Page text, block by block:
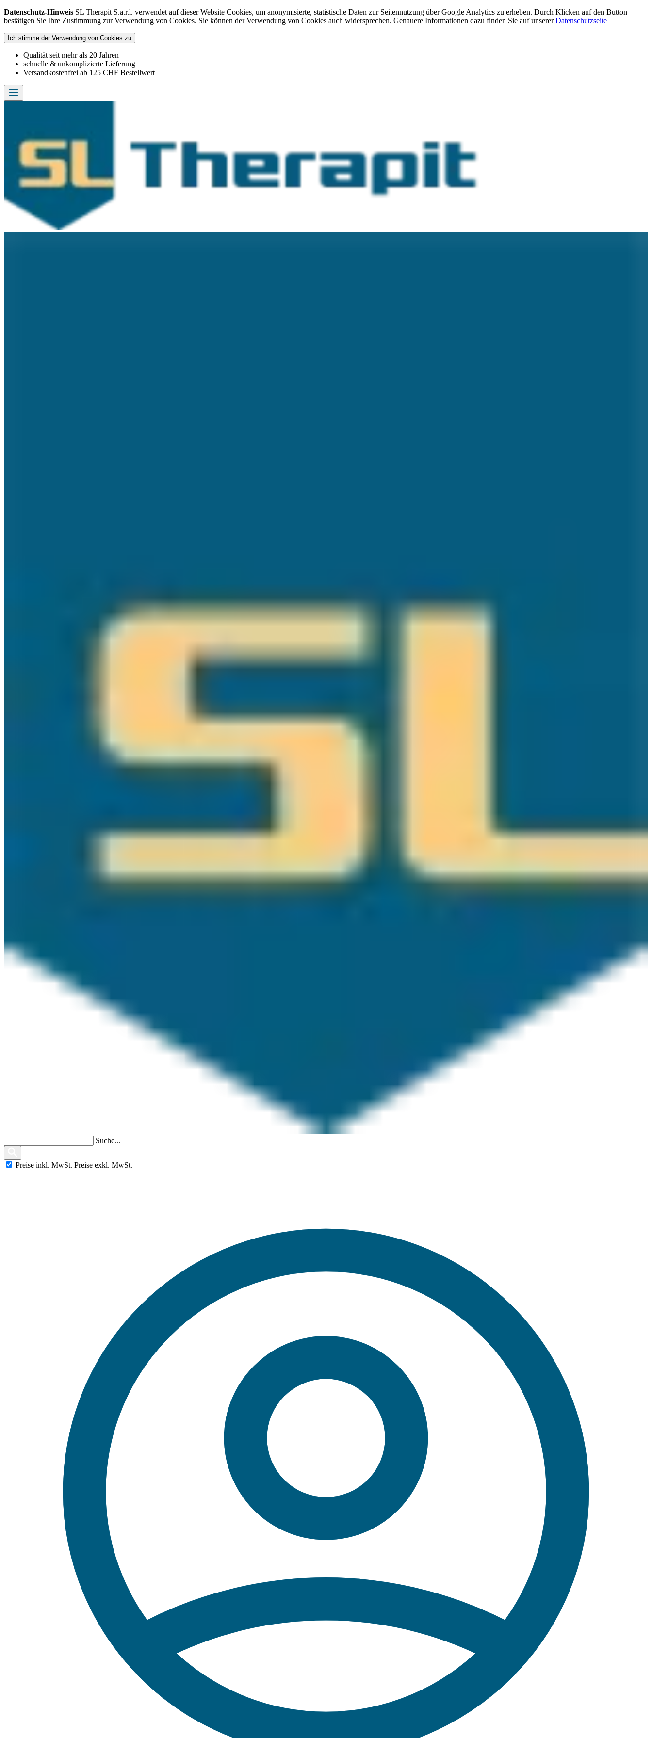
Datenschutz-Hinweis SL Therapit S.a.r.l. verwendet auf dieser Website Cookies, um anonymisierte, statistische Daten zur Seitennutzung über Google Analytics zu erheben. Durch Klicken auf den Button
bestätigen Sie Ihre Zustimmung zur Verwendung von Cookies. Sie können der Verwendung von Cookies auch widersprechen. Genauere Informationen dazu finden Sie auf unsererDatenschutzseite
Ich stimme der Verwendung von Cookies zu
Qualität seit mehr als 20 Jahren
schnelle & unkomplizierte Lieferung
Versandkostenfrei ab 125 CHF Bestellwert
Suche...
Preise inkl. MwSt. Preise exkl. MwSt.